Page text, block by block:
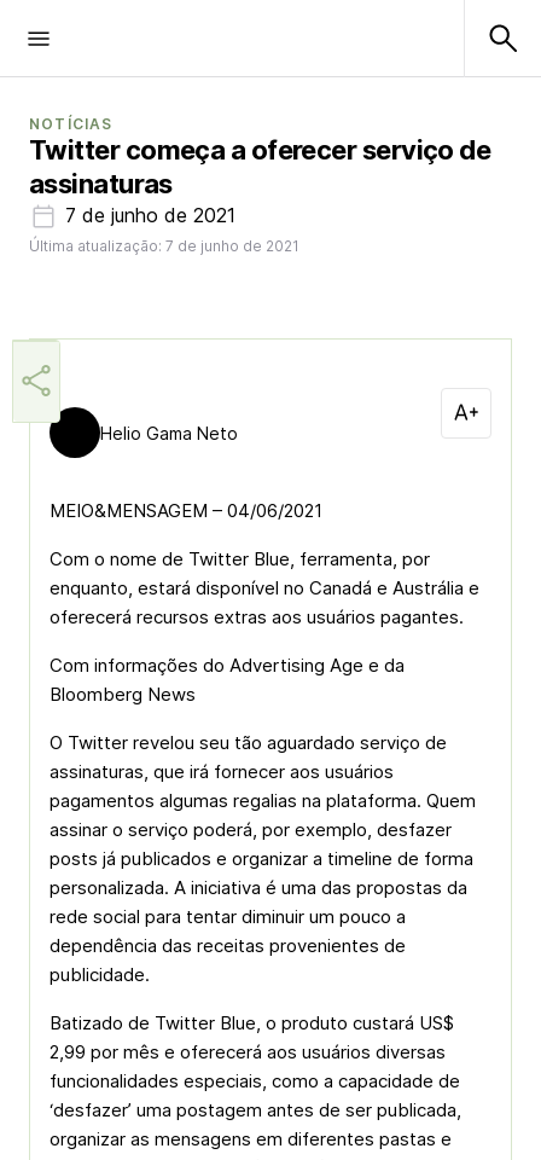
NOTÍCIAS
Twitter começa a oferecer serviço de
assinaturas
7 de junho de 2021
Última atualização: 7 de junho de 2021
Helio Gama Neto
MEIO&MENSAGEM – 04/06/2021
Com o nome de Twitter Blue, ferramenta, por
enquanto, estará disponível no Canadá e Austrália e
oferecerá recursos extras aos usuários pagantes.
Com informações do Advertising Age e da
Bloomberg News
O Twitter revelou seu tão aguardado serviço de
assinaturas, que irá fornecer aos usuários
pagamentos algumas regalias na plataforma. Quem
assinar o serviço poderá, por exemplo, desfazer
posts já publicados e organizar a timeline de forma
personalizada. A iniciativa é uma das propostas da
rede social para tentar diminuir um pouco a
dependência das receitas provenientes de
publicidade.
Batizado de Twitter Blue, o produto custará US$
2,99 por mês e oferecerá aos usuários diversas
funcionalidades especiais, como a capacidade de
‘desfazer’ uma postagem antes de ser publicada,
organizar as mensagens em diferentes pastas e